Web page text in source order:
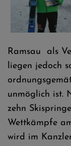
Ramsau als
liegen jedoch
unmöglich ist.
zehn
Wettkämpfe
wird im